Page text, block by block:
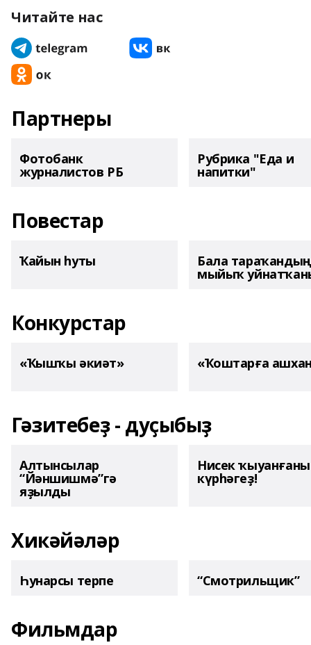
Читайте нас
Партнеры
Фотобанк
журналистов РБ
Рубрика "Еда и
напитки"
Повестар
Ҡайын һуты Бала тараҡандың
мыйыҡ
Конкурстар
«Ҡышҡы әкиәт» «Ҡоштарға
Гәзитебеҙ - дуҫыбыҙ
Алтынсылар
“Йәншишмә”гә
яҙылды
Нисек
күрһәгеҙ!
Хикәйәләр
Һунарсы терпе “Смотрильщик”
Фильмдар